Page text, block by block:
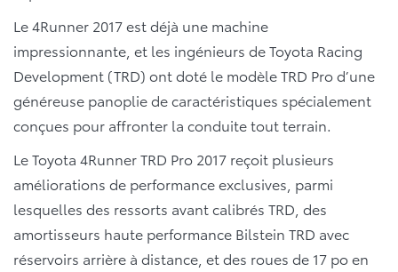
Le 4Runner 2017 est déjà une machine
impressionnante, et les ingénieurs de Toyota Racing
Development (TRD) ont doté le modèle TRD Pro d’une
généreuse panoplie de caractéristiques spécialement
conçues pour affronter la conduite tout terrain.
Le Toyota 4Runner TRD Pro 2017 reçoit plusieurs
améliorations de performance exclusives, parmi
lesquelles des ressorts avant calibrés TRD, des
amortisseurs haute performance Bilstein TRD avec
réservoirs arrière à distance, et des roues de 17 po en